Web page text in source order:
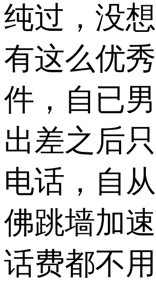
纯过，没
有这么优
件，自已
出差之后
电话，自
佛跳墙加
话费都不